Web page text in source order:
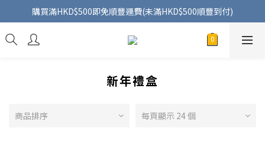
購買滿HKD$500即免順豐運費(未滿HKD$500順豐到付)
新年禮盒
商品排序 每頁顯示 24 個